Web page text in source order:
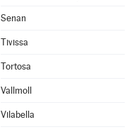
Senan
Tivissa
Tortosa
Vallmoll
Vilabella